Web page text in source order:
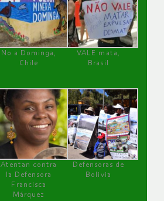
No a Dominga,
Chile
VALE mata,
Brasil
Atentan contra
la Defensora
Francisca
Márquez
Defensoras de
Bolivia